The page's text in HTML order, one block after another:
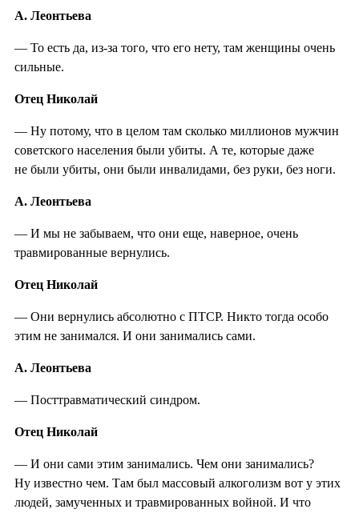
А. Леонтьева
— То есть да, из-за того, что его нету, там женщины очень
сильные.
Отец Николай
— Ну потому, что в целом там сколько миллионов мужчин
советского населения были убиты. А те, которые даже
не были убиты, они были инвалидами, без руки, без ноги.
А. Леонтьева
— И мы не забываем, что они еще, наверное, очень
травмированные вернулись.
Отец Николай
— Они вернулись абсолютно с ПТСР. Никто тогда особо
этим не занимался. И они занимались сами.
А. Леонтьева
— Посттравматический синдром.
Отец Николай
— И они сами этим занимались. Чем они занимались?
Ну известно чем. Там был массовый алкоголизм вот у этих
людей, замученных и травмированных войной. И что